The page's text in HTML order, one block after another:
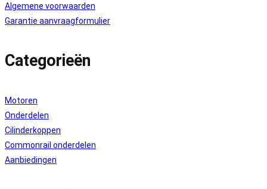
Algemene voorwaarden
Garantie aanvraagformulier
Categorieën
Motoren
Onderdelen
Cilinderkoppen
Commonrail onderdelen
Aanbiedingen